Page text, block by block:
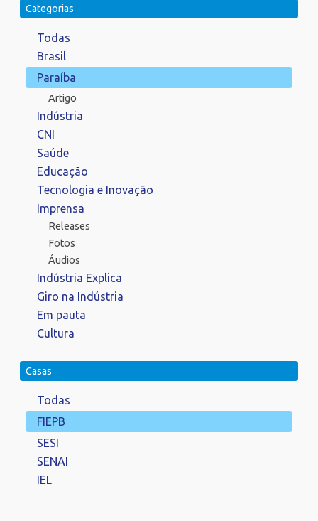
Categorias
Todas
Brasil
Paraíba
Artigo
Indústria
CNI
Saúde
Educação
Tecnologia e Inovação
Imprensa
Releases
Fotos
Áudios
Indústria Explica
Giro na Indústria
Em pauta
Cultura
Casas
Todas
FIEPB
SESI
SENAI
IEL